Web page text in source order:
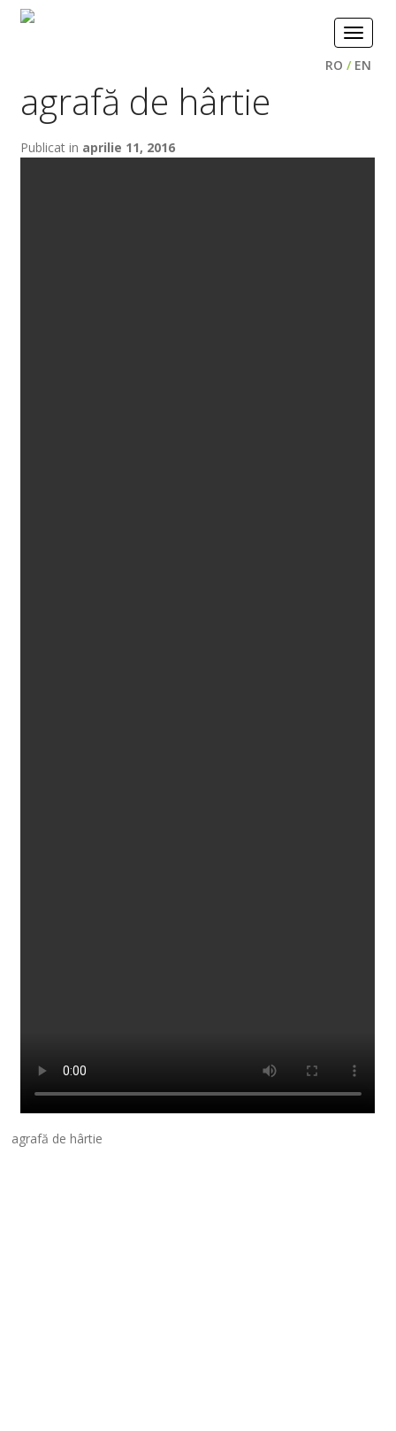
Toggle
RO / EN
agrafă de hârtie
Publicat in aprilie 11, 2016
agrafă de hârtie